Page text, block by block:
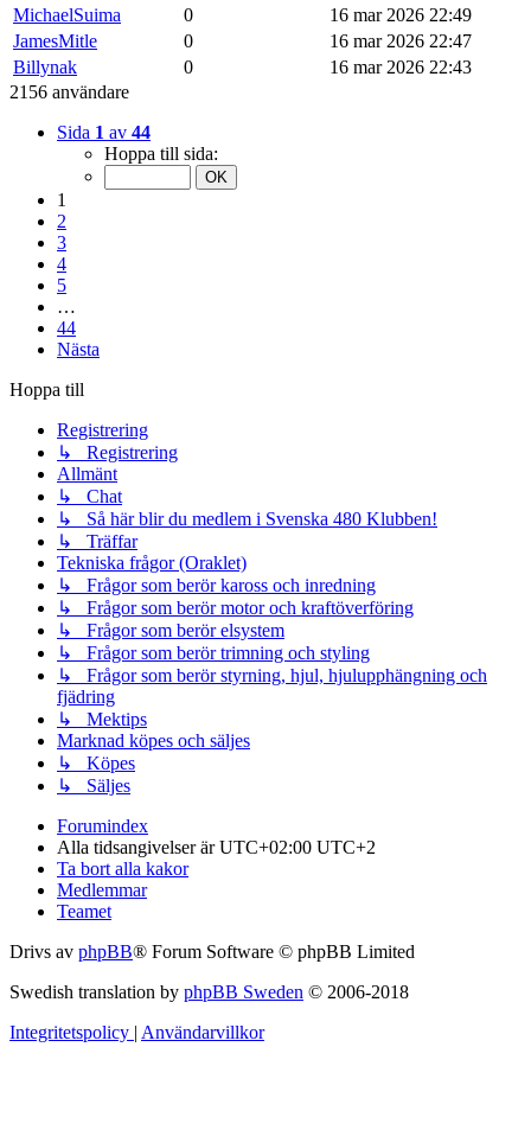
MichaelSuima
0
16 mar 2026 22:49
JamesMitle
0
16 mar 2026 22:47
Billynak
0
16 mar 2026 22:43
2156 användare
Sida 1 av 44
Hoppa till sida:
1
2
3
4
5
…
44
Nästa
Hoppa till
Registrering
↳ Registrering
Allmänt
↳ Chat
↳ Så här blir du medlem i Svenska 480 Klubben!
↳ Träffar
Tekniska frågor (Oraklet)
↳ Frågor som berör kaross och inredning
↳ Frågor som berör motor och kraftöverföring
↳ Frågor som berör elsystem
↳ Frågor som berör trimning och styling
↳ Frågor som berör styrning, hjul, hjulupphängning och
fjädring
↳ Mektips
Marknad köpes och säljes
↳ Köpes
↳ Säljes
Forumindex
Alla tidsangivelser är UTC+02:00 UTC+2
Ta bort alla kakor
Medlemmar
Teamet
Drivs av phpBB® Forum Software © phpBB Limited
Swedish translation by phpBB Sweden © 2006-2018
Integritetspolicy | Användarvillkor